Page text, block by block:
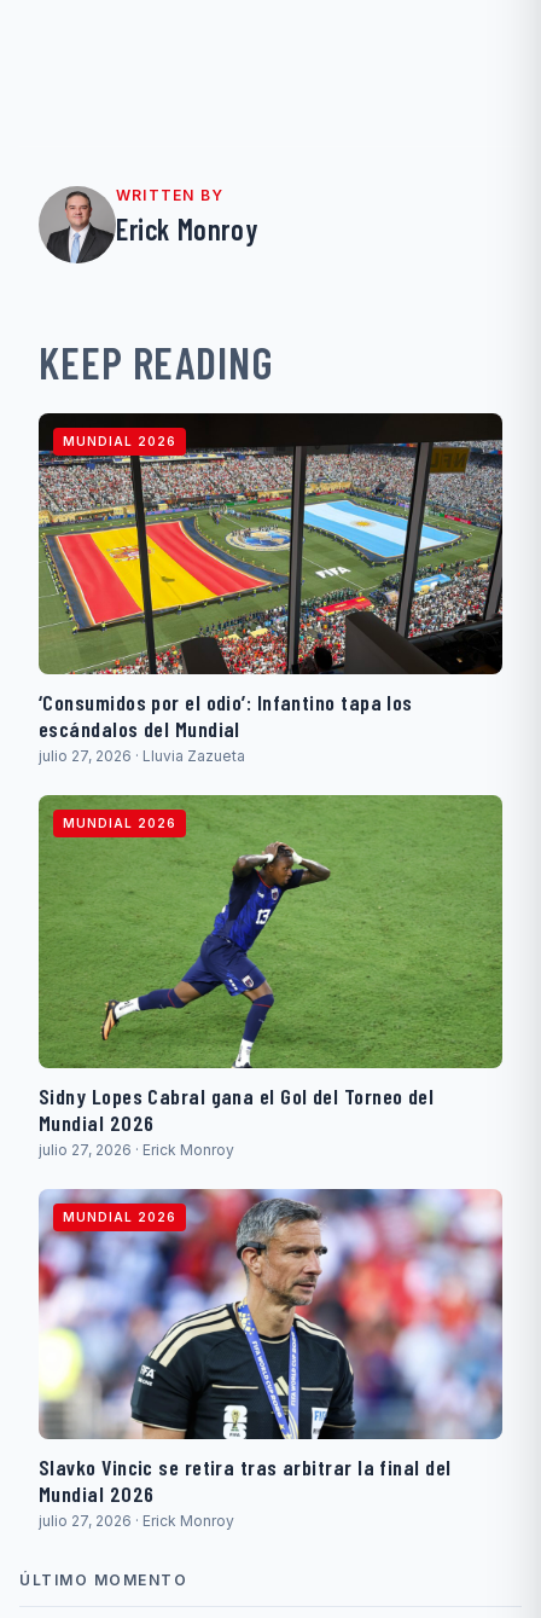
WRITTEN BY
Erick Monroy
KEEP READING
MUNDIAL 2026
‘Consumidos por el odio’: Infantino tapa los
escándalos del Mundial
julio 27, 2026 · Lluvia Zazueta
MUNDIAL 2026
Sidny Lopes Cabral gana el Gol del Torneo del
Mundial 2026
julio 27, 2026 · Erick Monroy
MUNDIAL 2026
Slavko Vincic se retira tras arbitrar la final del
Mundial 2026
julio 27, 2026 · Erick Monroy
ÚLTIMO MOMENTO